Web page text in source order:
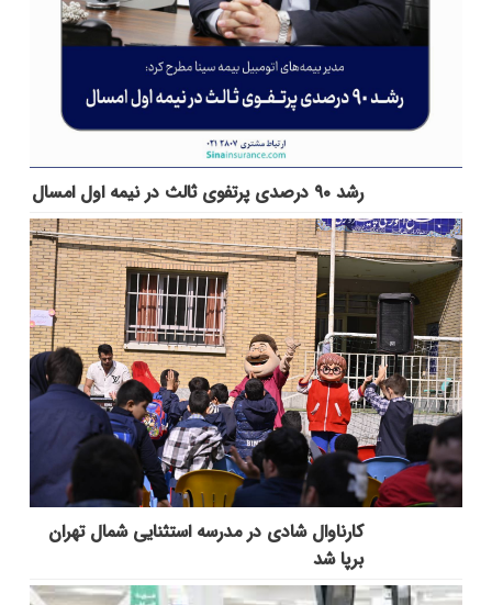
رشد ۹۰ درصدی پرتفوی ثالث در نیمه اول امسال
کارناوال شادی در مدرسه استثنایی شمال تهران
برپا شد